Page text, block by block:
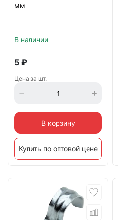
мм
В наличии
5 ₽
Цена за шт.
В корзину
Купить по оптовой цене